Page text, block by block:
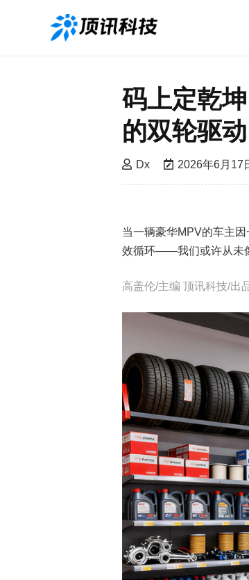
码上定乾
的双轮驱动
Dx 2026年6月17
当一辆豪华MPV的车主
效循环——我们或许从未
高盖伦/主编 顶讯科技/出